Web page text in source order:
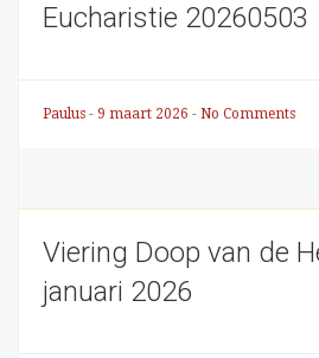
Eucharistie 20260503
Paulus - 9 maart 2026 - No Comments
Viering Doop van de
januari 2026